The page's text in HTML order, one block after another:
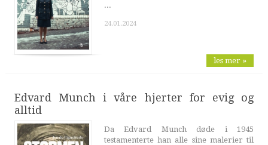
...
24.01.2024
les mer »
Edvard Munch i våre hjerter for evig og
alltid
Da Edvard Munch døde i 1945
testamenterte han alle sine malerier til